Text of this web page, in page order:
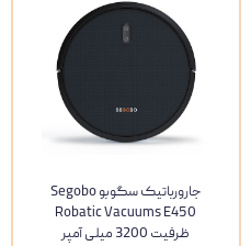
جارورباتیک سگوبو Segobo
Robatic Vacuums E450
ظرفیت 3200 میلی آمپر